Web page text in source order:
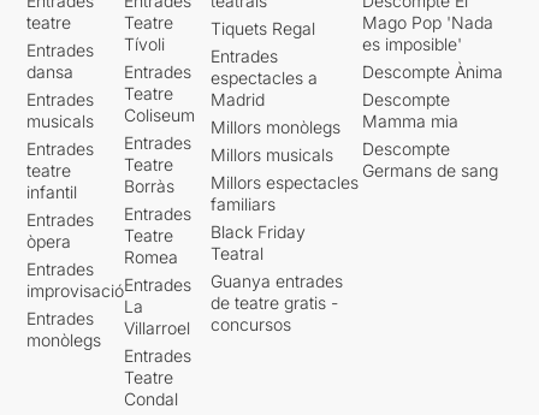
teatre
Entrades
dansa
Entrades
musicals
Entrades
teatre
infantil
Entrades
òpera
Entrades
improvisació
Entrades
monòlegs
Teatre
Tívoli
Entrades
Teatre
Coliseum
Entrades
Teatre
Borràs
Entrades
Teatre
Romea
Entrades
La
Villarroel
Entrades
Teatre
Condal
Tiquets Regal
Entrades
espectacles a
Madrid
Millors monòlegs
Millors musicals
Millors espectacles
familiars
Black Friday
Teatral
Guanya entrades
de teatre gratis -
concursos
Mago Pop 'Nada
es imposible'
Descompte Ànima
Descompte
Mamma mia
Descompte
Germans de sang